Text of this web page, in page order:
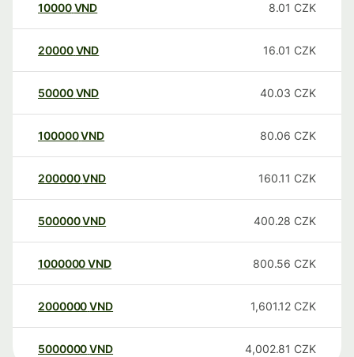
10000 VND 8.01 CZK
20000 VND 16.01 CZK
50000 VND 40.03 CZK
100000VND 80.06 CZK
200000VND 160.11 CZK
500000VND 400.28 CZK
1000000VND 800.56 CZK
2000000VND 1,601.12 CZK
5000000VND 4,002.81 CZK